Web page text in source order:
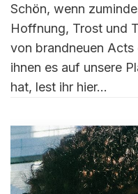
Schön, wenn
Hoffnung, Trost und
von brandneuen
ihnen es auf unsere
hat, lest ihr hier…